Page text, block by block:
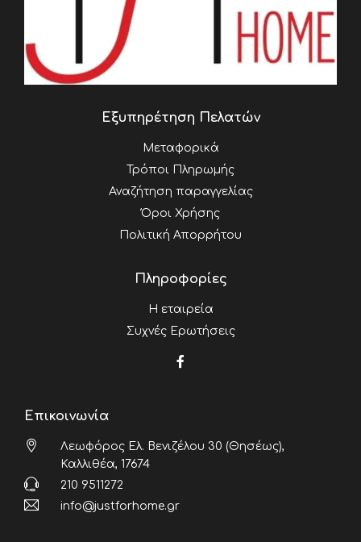
Εξυπηρέτηση Πελατών
Μεταφορικά
Τρόποι Πληρωμής
Αναζήτηση παραγγελίας
Όροι Χρήσης
Πολιτική Απορρήτου
Πληροφορίες
Η εταιρεία
Συχνές Ερωτήσεις
Επικοινωνία
Λεωφόρος Ελ. Βενιζέλου 30 (Θησέως),
Καλλιθέα, 17674
210 9511272
info@justforhome.gr